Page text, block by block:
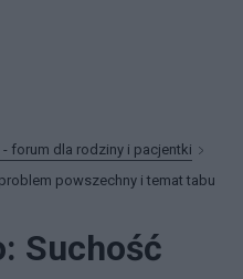
forum dla rodziny i pacjentki
powszechny i temat tabu
Suchość